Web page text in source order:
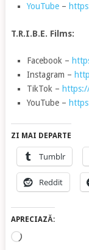
YouTube –
T.R.I.B.E. Films:
Facebook –
Instagram –
TikTok –
YouTube –
ZI MAI DEPARTE
Tumblr
Reddit
APRECIAZĂ:
Încarc...